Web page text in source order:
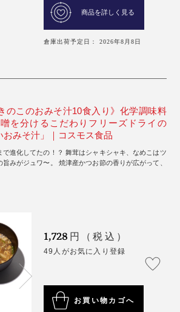
商品を詳しく見る
倉庫出荷予定日： 2026年8月8日
のこのおみそ汁10食入り》化学調味料
を分けるこだわりフリーズドライの
おみそ汁」｜コスモス食品
で進化してたの！？ 舞茸はシャキシャキ、なめこはツ
みがジュワ〜。 焼津産かつお節の香りが広がって、
1,728 円（税込）
49人がお気に入り登録
お買い物カゴへ